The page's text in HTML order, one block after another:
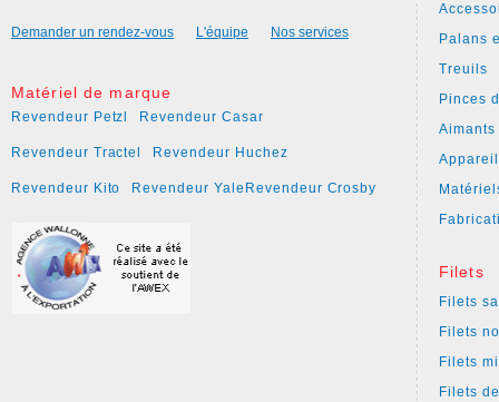
Demander un rendez-vous L'équipe Nos services
Matériel de marque
Revendeur Petzl Revendeur Casar
Revendeur Tractel Revendeur Huchez
Revendeur Kito Revendeur Yale Revendeur Crosby
Palans
Treuils
Pinces
Filets
Filets
Filets
Filets
Filets